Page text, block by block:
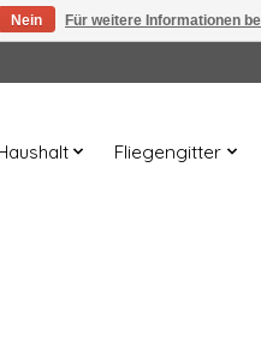
Fliegengitter
Nein Für weitere Informationen